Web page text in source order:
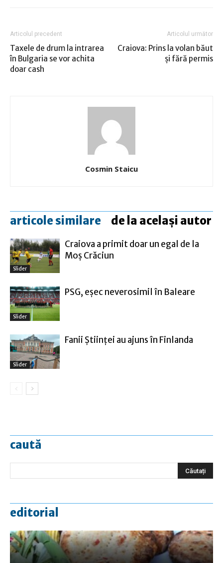
Articolul precedent
Taxele de drum la intrarea
în Bulgaria se vor achita
doar cash
Articolul următor
Craiova: Prins la volan băut
și fără permis
Cosmin Staicu
articole similare de la același autor
Slider
Craiova a primit doar un egal de la
Moş Crăciun
Slider
PSG, eşec neverosimil în Baleare
Slider
Fanii Ştiinţei au ajuns în Finlanda
caută
editorial